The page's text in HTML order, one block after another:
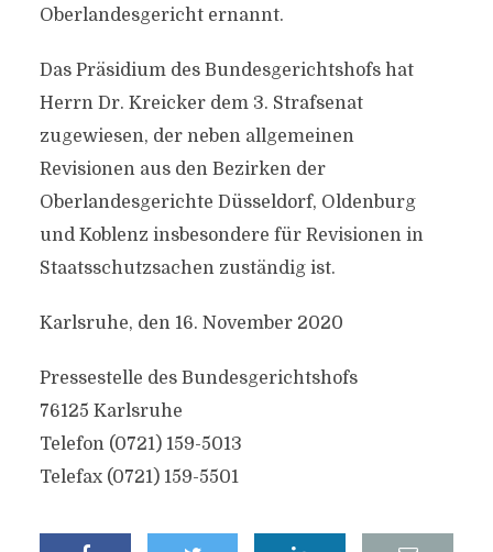
Oberlandesgericht ernannt.
Das Präsidium des Bundesgerichtshofs hat
Herrn Dr. Kreicker dem 3. Strafsenat
zugewiesen, der neben allgemeinen
Revisionen aus den Bezirken der
Oberlandesgerichte Düsseldorf, Oldenburg
und Koblenz insbesondere für Revisionen in
Staatsschutzsachen zuständig ist.
Karlsruhe, den 16. November 2020
Pressestelle des Bundesgerichtshofs
76125 Karlsruhe
Telefon (0721) 159-5013
Telefax (0721) 159-5501